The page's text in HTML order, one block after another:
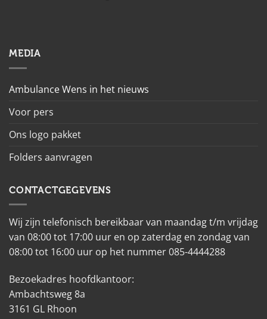
MEDIA
Ambulance Wens in het nieuws
Voor pers
Ons logo pakket
Folders aanvragen
CONTACTGEGEVENS
Wij zijn telefonisch bereikbaar van maandag t/m vrijdag
van 08:00 tot 17:00 uur en op zaterdag en zondag van
08:00 tot 16:00 uur op het nummer 085-4444288
Bezoekadres hoofdkantoor:
Ambachtsweg 8a
3161 GL Rhoon